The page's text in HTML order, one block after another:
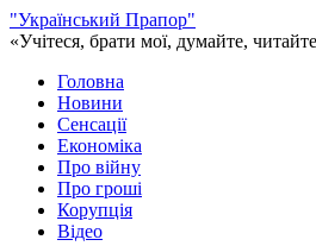
Перейти
до
"Український Прапор"
«Учітеся, брати мої, думайте,
Головна
Новини
Сенсації
Економіка
Про війну
Про гроші
Корупція
Відео